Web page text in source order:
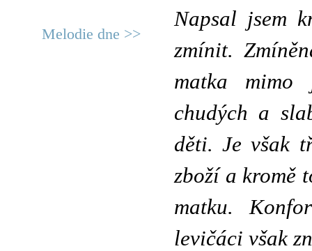
Melodie dne >>
Napsal jsem
zmínit.
matka mimo
chudých a
děti. Je však
zboží a kromě
matku.
levičáci však